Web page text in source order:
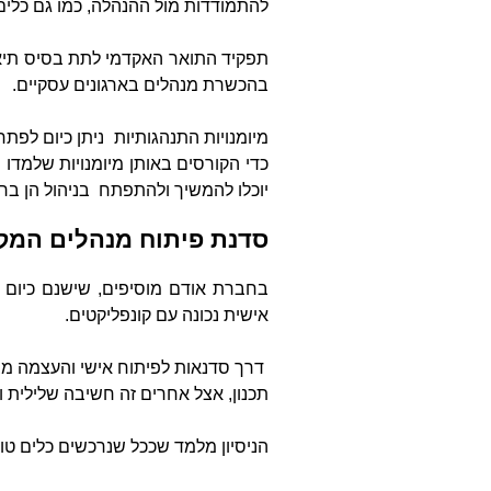
להתמודדות מול ההנהלה, כמו גם
תפקיד התואר האקדמי לתת בסיס
בהכשרת מנהלים בארגונים עסקיים.
מיומנויות התנהגותיות ניתן
כדי הקורסים באותן מיומנויות
יוכלו להמשיך ולהתפתח בניהול הן
סדנת פיתוח מנהלים
בחברת אודם מוסיפים, שישנם כיום
אישית נכונה עם קונפליקטים.
דרך סדנאות לפיתוח אישי והעצמה
תכנון, אצל אחרים זה חשיבה שלילית
הניסיון מלמד שככל שנרכשים כלים